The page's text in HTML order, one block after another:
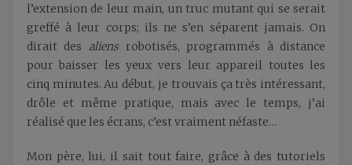
l’extension de leur main, un truc mutant qui se serait
greffé à leur corps; ils ne s’en séparent jamais. On
dirait des aliensrobotisés, programmés à distance
pour baisser les yeux vers leur appareil toutes les
cinq minutes. Au début, je trouvais ça très intéressant,
drôle et même pratique, mais avec le temps, j’ai
réalisé que les écrans, c’est vraiment néfaste…
Mon père, lui, il sait tout faire, grâce à des tutoriels